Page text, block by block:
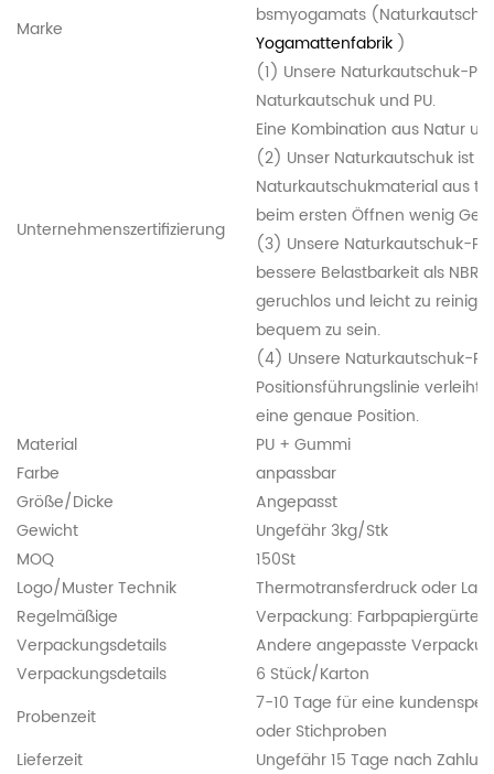
Marke
bsmyogamats
Yogamattenfabrik )
Unternehmenszertifizierung
(1) Unsere Naturkautschuk-
Naturkautschuk und PU.
Eine Kombination aus Natur
(2) Unser Naturkautschuk ist
Naturkautschukmaterial aus
beim ersten Öffnen wenig
(3) Unsere Naturkautschuk-
bessere Belastbarkeit als
geruchlos und leicht zu
bequem zu sein.
(4) Unsere Naturkautschuk-
Positionsführungslinie verleiht
eine genaue Position.
Material
PU + Gummi
Farbe
anpassbar
Größe/Dicke
Angepasst
Gewicht
Ungefähr 3kg/Stk
MOQ
150St
Logo/Muster Technik
Thermotransferdruck oder
Regelmäßige
Verpackungsdetails
Verpackung: Farbpapiergürtel
Andere angepasste
Verpackungsdetails
6 Stück/Karton
Probenzeit
7-10 Tage für eine
oder Stichproben
Lieferzeit
Ungefähr 15 Tage nach